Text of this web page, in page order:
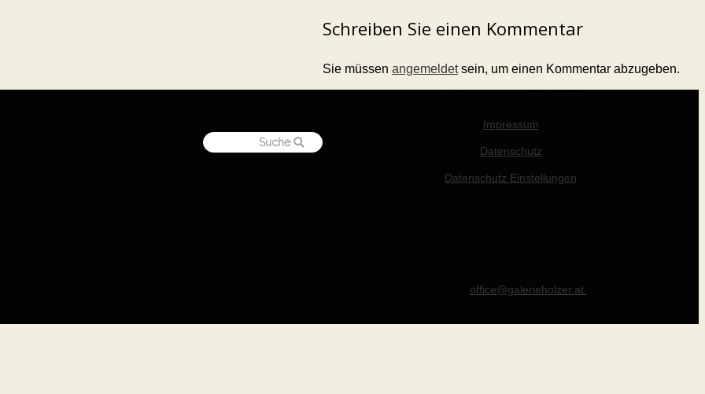
Schreiben Sie einen Kommentar
Sie müssen angemeldetsein, um einen Kommentar abzugeben.
Impressum
Datenschutz
Datenschutz Einstellungen
office@galerieholzer.at